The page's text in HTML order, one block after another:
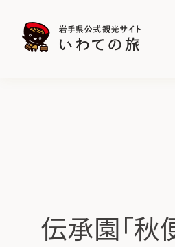
伝承園「秋